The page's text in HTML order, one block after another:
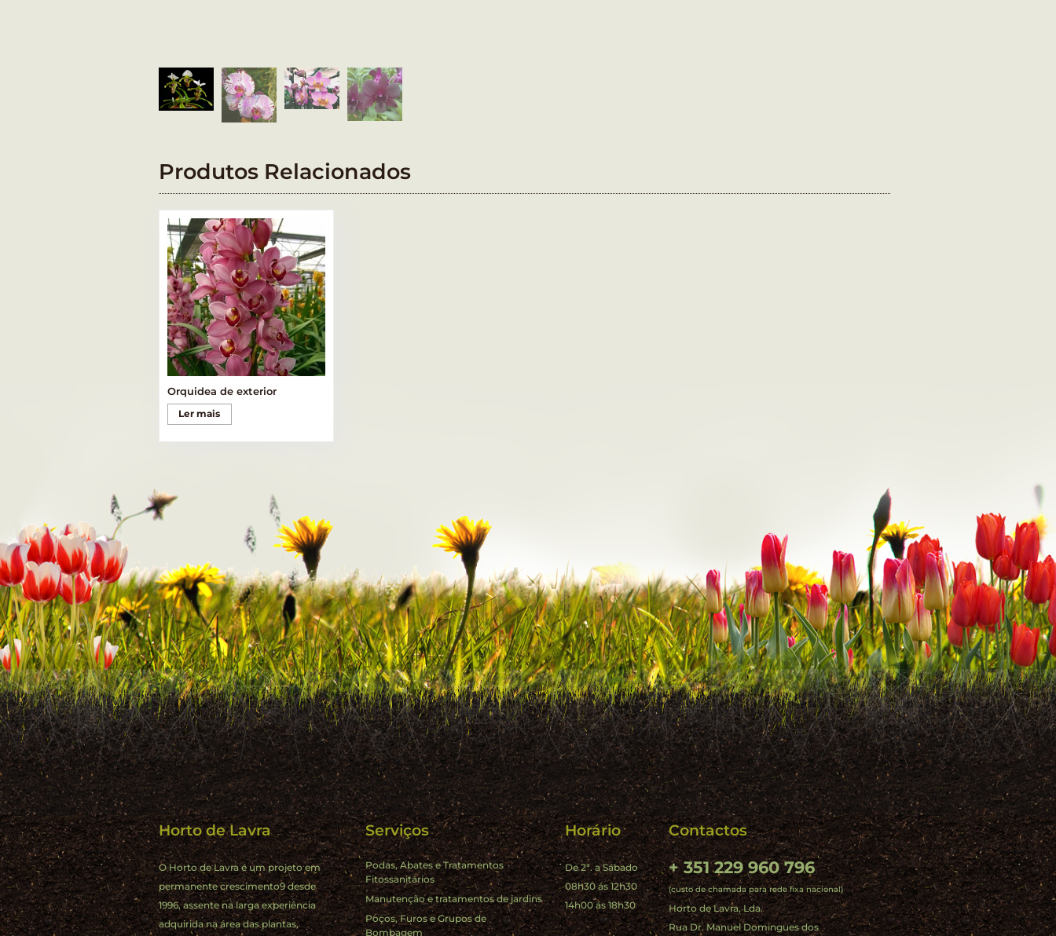
Produtos Relacionados
Orquidea de exterior
Ler mais
Horto de Lavra
O Horto de Lavra é um projeto em
permanente crescimento9 desde
1996, assente na larga experiência
adquirida na área das plantas,
Serviços
Podas, Abates e Tratamentos
Fitossanitários
Manutenção e tratamentos de jardins
Poços, Furos e Grupos de
Bombagem
Horário
De 2ª. a Sábado
08h30 ás 12h30
14h00 ás 18h30
Contactos
+ 351 229 960 796
(custo de chamada para rede fixa nacional)
Horto de Lavra, Lda.
Rua Dr. Manuel Domingues dos